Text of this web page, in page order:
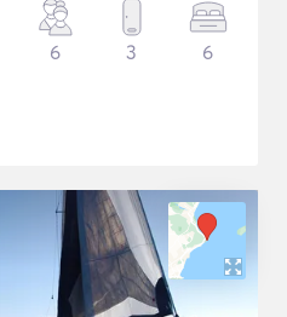
6 3 6